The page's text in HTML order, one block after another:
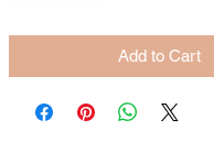
Add to Cart